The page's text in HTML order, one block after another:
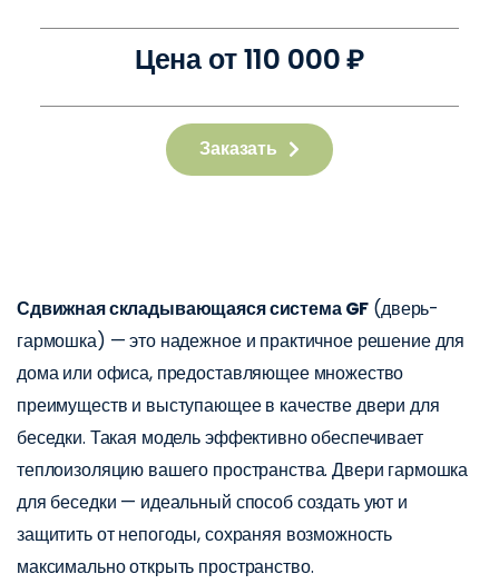
Цена от 110 000 ₽
Заказать
Сдвижная складывающаяся система GF (дверь-
гармошка) — это надежное и практичное решение для
дома или офиса, предоставляющее множество
преимуществ и выступающее в качестве двери для
беседки. Такая модель эффективно обеспечивает
теплоизоляцию вашего пространства. Двери гармошка
для беседки — идеальный способ создать уют и
защитить от непогоды, сохраняя возможность
максимально открыть пространство.